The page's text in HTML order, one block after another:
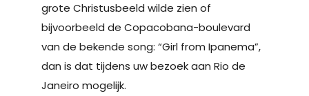
grote Christusbeeld wilde zien of
bijvoorbeeld de Copacobana-boulevard
van de bekende song: “Girl from Ipanema”,
dan is dat tijdens uw bezoek aan Rio de
Janeiro mogelijk.